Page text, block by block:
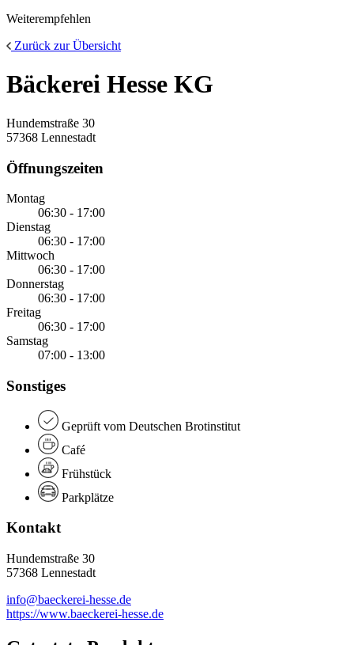
Weiterempfehlen
Zurück zur Übersicht
Bäckerei Hesse KG
Hundemstraße 30
57368 Lennestadt
Öffnungszeiten
Montag
06:30 - 17:00
Dienstag
06:30 - 17:00
Mittwoch
06:30 - 17:00
Donnerstag
06:30 - 17:00
Freitag
06:30 - 17:00
Samstag
07:00 - 13:00
Sonstiges
Geprüft vom Deutschen Brotinstitut
Café
Frühstück
Parkplätze
Kontakt
Hundemstraße 30
57368 Lennestadt
info@baeckerei-hesse.de
https://www.baeckerei-hesse.de